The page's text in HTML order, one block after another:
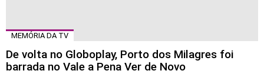
MEMÓRIA DA TV
De volta no Globoplay, Porto dos Milagres foi
barrada no Vale a Pena Ver de Novo